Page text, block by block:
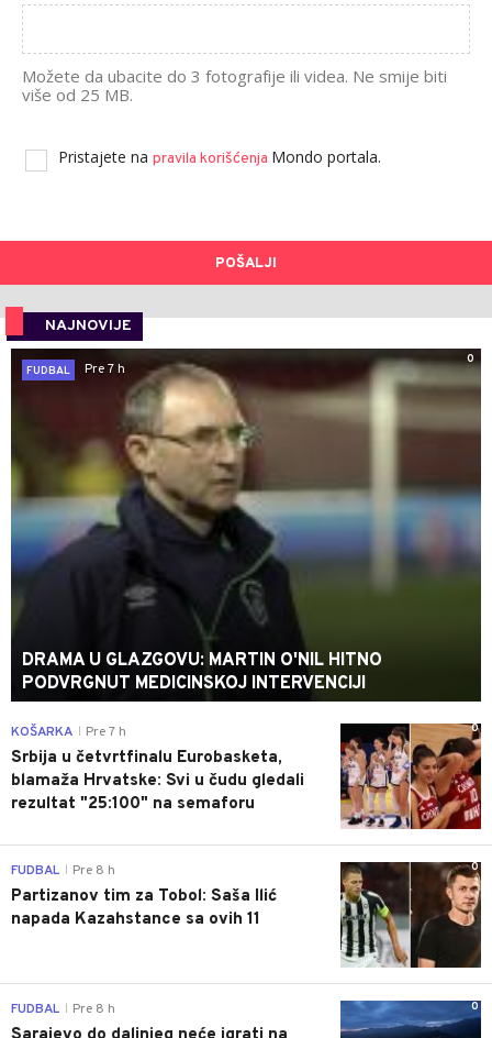
Možete da ubacite do 3 fotografije ili videa. Ne smije biti
više od 25 MB.
Pristajete na pravila korišćenja Mondo portala.
POŠALJI
NAJNOVIJE
0
FUDBAL
Pre 7 h
DRAMA U GLAZGOVU: MARTIN O'NIL HITNO
PODVRGNUT MEDICINSKOJ INTERVENCIJI
0
KOŠARKA Pre 7 h
Srbija u četvrtfinalu Eurobasketa,
blamaža Hrvatske: Svi u čudu gledali
rezultat "25:100" na semaforu
0
FUDBAL Pre 8 h
Partizanov tim za Tobol: Saša Ilić
napada Kazahstance sa ovih 11
0
FUDBAL Pre 8 h